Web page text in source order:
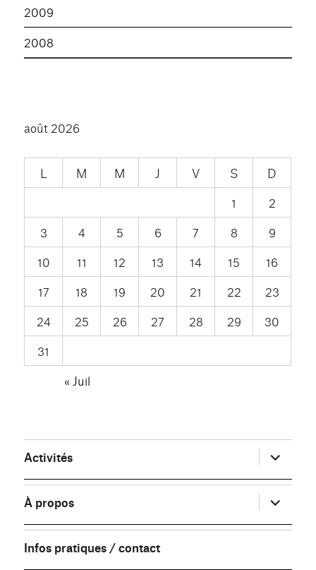
2009
2008
août 2026
L M M J V S
D
1
2
3
4 5 6 7 8
9
10
11 12 13 14 15
16
17
18 19 20 21 22
23
24
25 26 27 28 29
30
31
« Juil
Activités ouvrir
le
sous-
menu
À propos
ouvrir
le
sous-
menu
Infos pratiques / contact